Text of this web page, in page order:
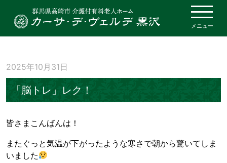
メニュー
2025年10月31日
「脳トレ」レク！
皆さまこんばんは！
またぐっと気温が下がったような寒さで朝から驚いてしま
いました